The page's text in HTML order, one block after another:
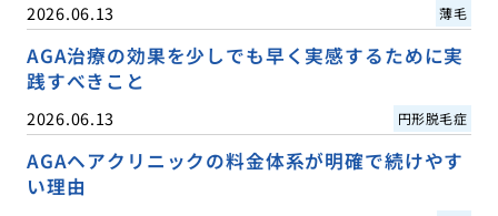
2026.06.13 薄毛
AGA治療の効果を少しでも早く実感するために実
践すべきこと
2026.06.13 円形脱毛症
AGAヘアクリニックの料金体系が明確で続けやす
い理由